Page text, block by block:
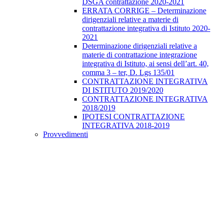
DSGA contrattazione 2020-2021
ERRATA CORRIGE – Determinazione
dirigenziali relative a materie di
contrattazione integrativa di Istituto 2020-
2021
Determinazione dirigenziali relative a
materie di contrattazione integrazione
integrativa di Istituto, ai sensi dell’art. 40,
comma 3 – ter, D. Lgs 135/01
CONTRATTAZIONE INTEGRATIVA
DI ISTITUTO 2019/2020
CONTRATTAZIONE INTEGRATIVA
2018/2019
IPOTESI CONTRATTAZIONE
INTEGRATIVA 2018-2019
Provvedimenti